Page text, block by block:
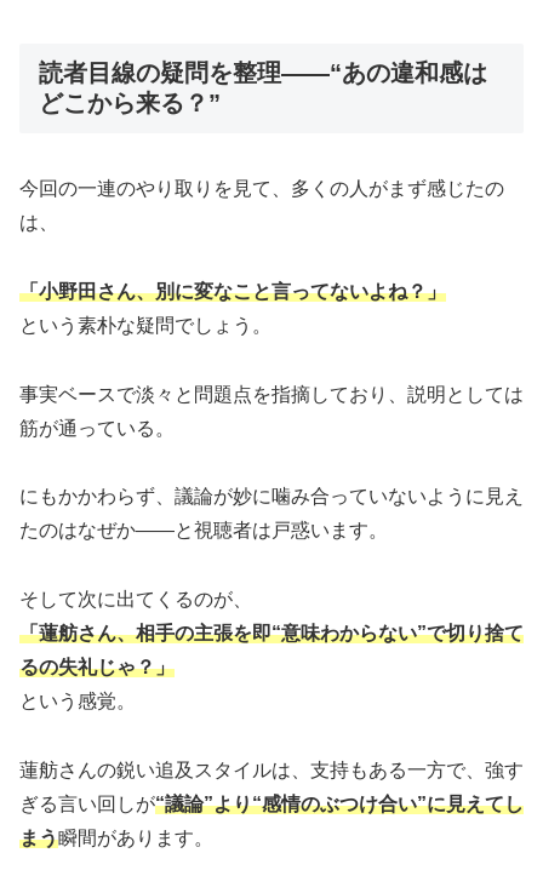
読者目線の疑問を整理――“あの違和感は
どこから来る？”
今回の一連のやり取りを見て、多くの人がまず感じたの
は、
「小野田さん、別に変なこと言ってないよね？」
という素朴な疑問でしょう。
事実ベースで淡々と問題点を指摘しており、説明としては
筋が通っている。
にもかかわらず、議論が妙に噛み合っていないように見え
たのはなぜか――と視聴者は戸惑います。
そして次に出てくるのが、
「蓮舫さん、相手の主張を即“意味わからない”で切り捨て
るの失礼じゃ？」
という感覚。
蓮舫さんの鋭い追及スタイルは、支持もある一方で、強す
ぎる言い回しが“議論”より“感情のぶつけ合い”に見えてし
まう瞬間があります。